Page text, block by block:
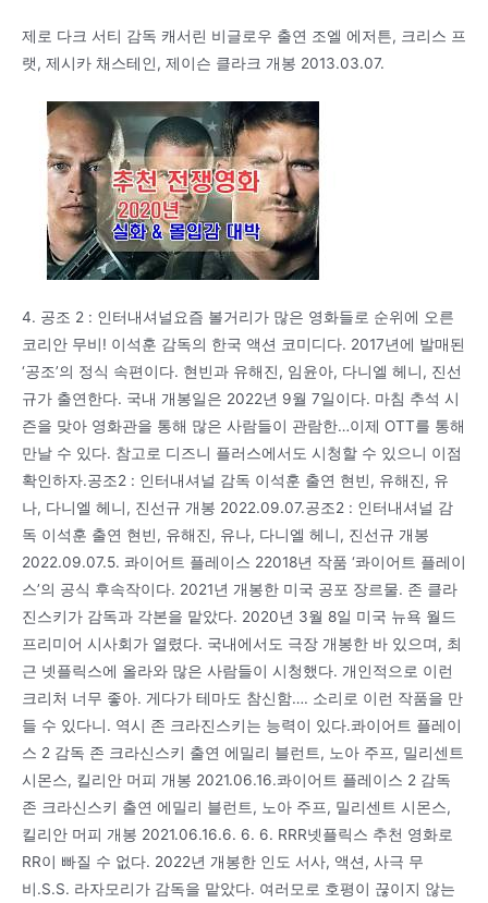
제로 다크 서티 감독 캐서린 비글로우 출연 조엘 에저튼, 크리스 프
랫, 제시카 채스테인, 제이슨 클라크 개봉 2013.03.07.
4. 공조 2 : 인터내셔널요즘 볼거리가 많은 영화들로 순위에 오른
코리안 무비! 이석훈 감독의 한국 액션 코미디다. 2017년에 발매된
‘공조’의 정식 속편이다. 현빈과 유해진, 임윤아, 다니엘 헤니, 진선
규가 출연한다. 국내 개봉일은 2022년 9월 7일이다. 마침 추석 시
즌을 맞아 영화관을 통해 많은 사람들이 관람한…이제 OTT를 통해
만날 수 있다. 참고로 디즈니 플러스에서도 시청할 수 있으니 이점
확인하자.공조2 : 인터내셔널 감독 이석훈 출연 현빈, 유해진, 유
나, 다니엘 헤니, 진선규 개봉 2022.09.07.공조2 : 인터내셔널 감
독 이석훈 출연 현빈, 유해진, 유나, 다니엘 헤니, 진선규 개봉
2022.09.07.5. 콰이어트 플레이스 22018년 작품 ‘콰이어트 플레이
스’의 공식 후속작이다. 2021년 개봉한 미국 공포 장르물. 존 클라
진스키가 감독과 각본을 맡았다. 2020년 3월 8일 미국 뉴욕 월드
프리미어 시사회가 열렸다. 국내에서도 극장 개봉한 바 있으며, 최
근 넷플릭스에 올라와 많은 사람들이 시청했다. 개인적으로 이런
크리처 너무 좋아. 게다가 테마도 참신함…. 소리로 이런 작품을 만
들 수 있다니. 역시 존 크라진스키는 능력이 있다.콰이어트 플레이
스 2 감독 존 크라신스키 출연 에밀리 블런트, 노아 주프, 밀리센트
시몬스, 킬리안 머피 개봉 2021.06.16.콰이어트 플레이스 2 감독
존 크라신스키 출연 에밀리 블런트, 노아 주프, 밀리센트 시몬스,
킬리안 머피 개봉 2021.06.16.6. 6. 6. RRR넷플릭스 추천 영화로
RR이 빠질 수 없다. 2022년 개봉한 인도 서사, 액션, 사극 무
비.S.S. 라자모리가 감독을 맡았다. 여러모로 호평이 끊이지 않는